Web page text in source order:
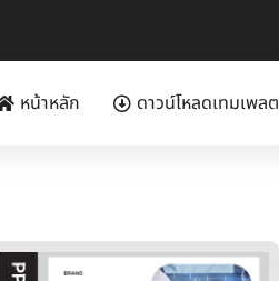
หน้าหลัก ดาวน์โหลดเทมเพลต